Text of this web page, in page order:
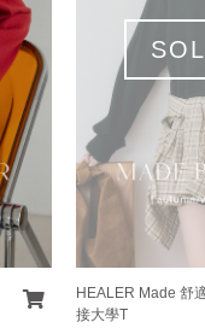
HEALER Made 舒
接大學T